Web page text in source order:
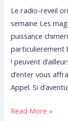
Le radio-reveil
semaine Les
puissance
particulierement
! peuvent
d’enter vous
Appel. Si
periode
de
la
semaine
Read More »